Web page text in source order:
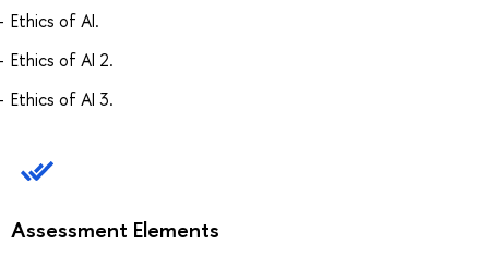
Ethics of AI.
Ethics of AI 2.
Ethics of AI 3.
Assessment Elements